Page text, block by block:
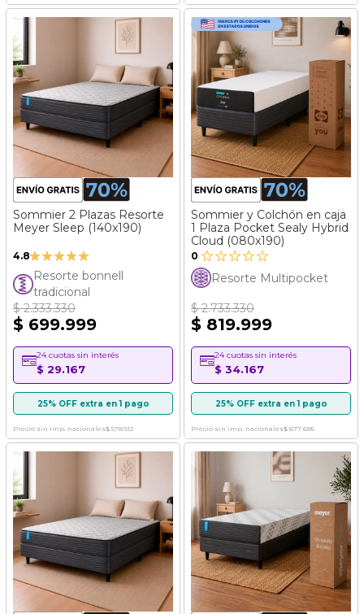
Sommier 2 Plazas Resorte
Meyer Sleep (140x190)
4.8Valoración:
96%
Resorte bonnell
tradicional
$ 2.333.330
$ 699.999
24 cuotas sin interés
$ 29.167
25% OFF extra en 1 pago
Precio sin imp. nacionales$ 578.512
Sommier y Colchón en caja
1 Plaza Pocket Sealy Hybrid
Cloud (080x190)
0
Resorte Multipocket
$ 2.733.330
$ 819.999
24 cuotas sin interés
$ 34.167
25% OFF extra en 1 pago
Precio sin imp. nacionales$ 677.685